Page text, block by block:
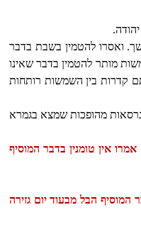
ואסרו להטמין בשבת בדבר
מותר להטמין בדבר שאינו
קדרות בין השמשות רותחות
מהופכות שמצא בגמרא
אין טומנין בדבר המוסיף
המוסיף הבל מבעוד יום גזירה